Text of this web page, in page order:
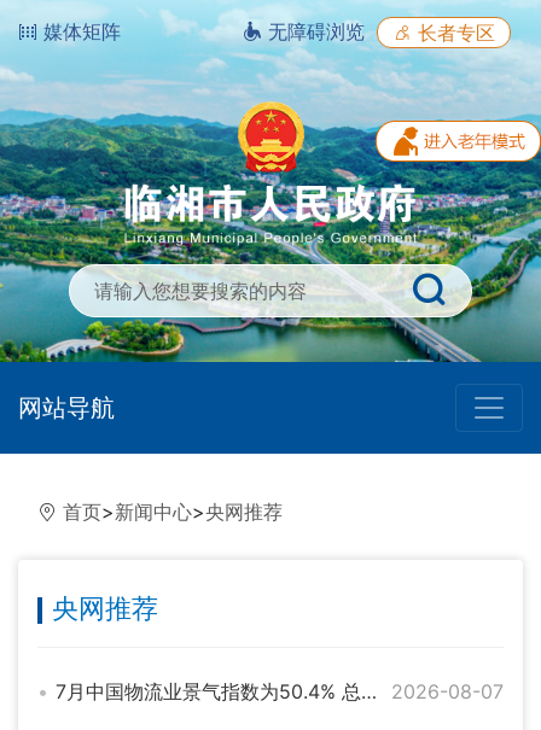
媒体矩阵 无障碍浏览 长者专区
网站导航
首页>新闻中心>央网推荐
央网推荐
7月中国物流业景气指数为50.4% 总体保持扩张 2026-08-07